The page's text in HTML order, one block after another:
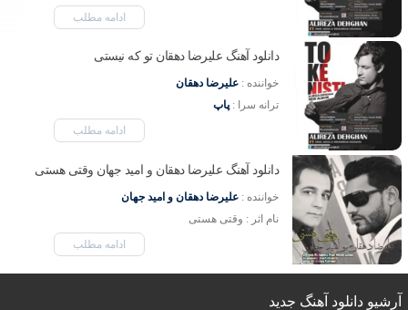
ادامه مطلب
دانلود آهنگ علیرضا دهقان تو که نیستی
خواننده : علیرضا دهقان
ترانه سرا : پاپ
ادامه مطلب
دانلود آهنگ علیرضا دهقان و امید جهان وقتی هستی
خواننده : علیرضا دهقان و امید جهان
نام اثر : وقتی هستی
ادامه مطلب
آرشیو دانلود آهنگ جدید